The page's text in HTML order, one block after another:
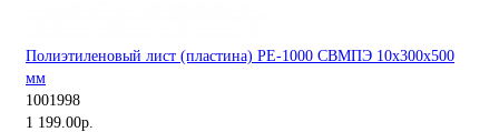
Полиэтиленовый лист (пластина) PE-1000 СВМПЭ 10х300х500
мм
1001998
1 199.00р.